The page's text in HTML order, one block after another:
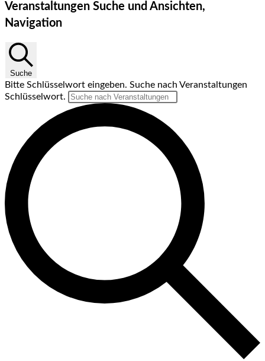
Veranstaltungen Suche und Ansichten,
Navigation
Suche
Bitte Schlüsselwort eingeben. Suche nach Veranstaltungen
Schlüsselwort.